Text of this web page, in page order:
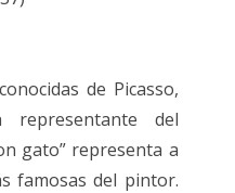
de Picasso,
del
gato” representa a
famosas del pintor.